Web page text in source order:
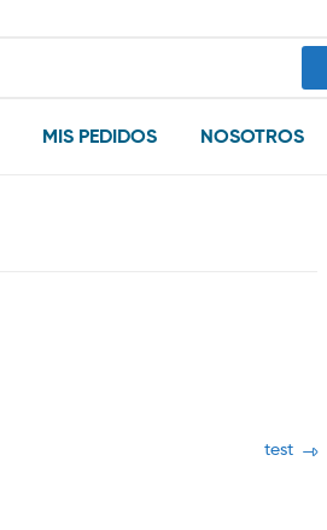
MIS PEDIDOS NOSOTROS
Next
test